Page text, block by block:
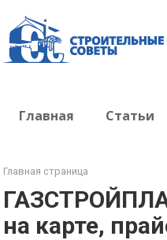
Главная Статьи
Главная страница
на карте,